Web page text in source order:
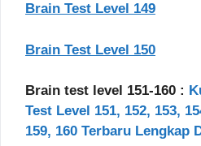
Brain Test Level 149
Brain Test Level 150
Brain test level 151-160 :
Test Level 151, 152, 153,
159, 160 Terbaru Lengkap